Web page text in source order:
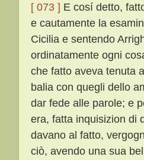
[ 073 ] E cosí detto,
e cautamente la
Cicilia e sentendo
ordinatamente ogni
che fatto aveva tenuta
balia con quegli dello
dar fede alle parole; e
era, fatta inquisizion di
davano al fatto,
ciò, avendo una sua